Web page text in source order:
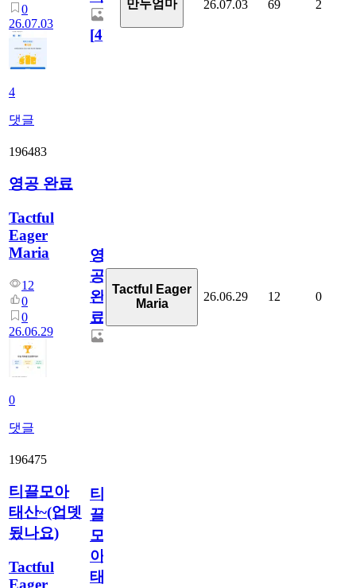
0
26.07.03
4
댓글
[4]
만두엄마 26.07.03 69 2
196483
영공 완료
Tactful
Eager
Maria
12
0
0
26.06.29
0
댓글
영
공
완
료
Tactful Eager
Maria
26.06.29 12 0
196475
티끌모아
태산~(업뎃
됬나요)
Tactful
Eager
티
끌
모
아
태